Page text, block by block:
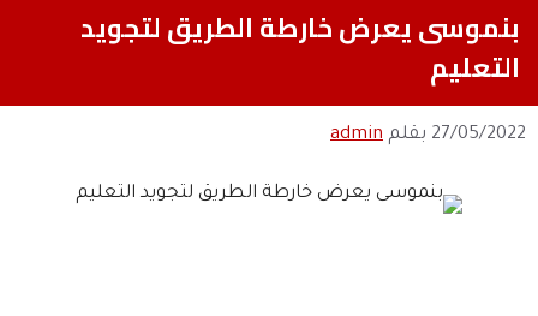
بنموسى يعرض خارطة الطريق لتجويد
التعليم
27/05/2022 بقلم admin